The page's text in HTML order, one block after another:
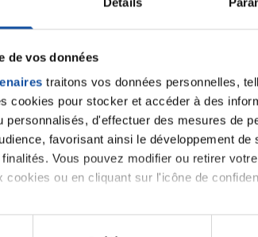
de vos données
traitons vos données personnelles,
cookies pour stocker et accéder à des
personnalisés, d'effectuer des mesures de
favorisant ainsi le développement
Vous pouvez modifier ou retirer
cookies ou en cliquant sur l'icône de
aimerions également :
la Ligue